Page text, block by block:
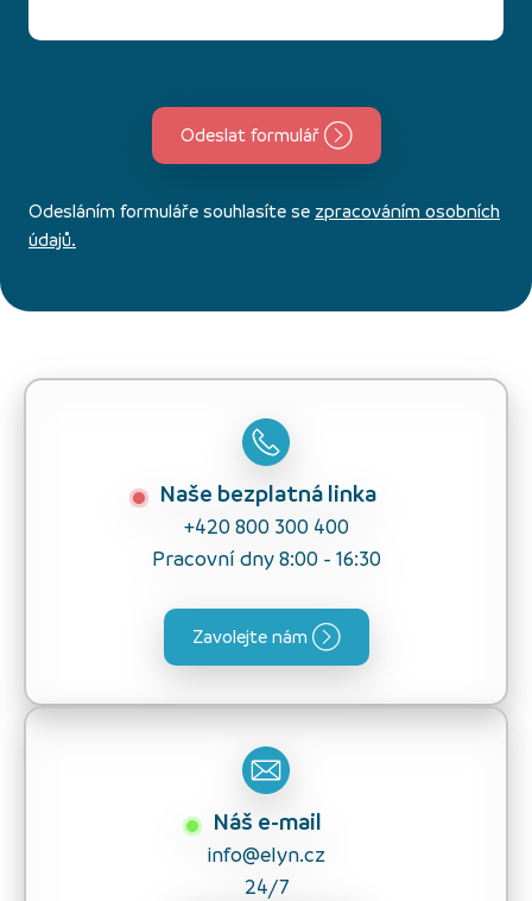
Odeslat formulář
Odesláním formuláře souhlasíte se zpracováním osobních
údajů.
Naše bezplatná linka
+420 800 300 400
Pracovní dny 8:00 - 16:30
Zavolejte nám
Náš e-mail
info@elyn.cz
24/7